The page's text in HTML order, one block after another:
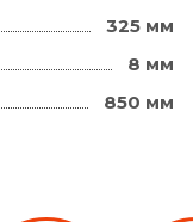
325 мм
8 мм
850 мм